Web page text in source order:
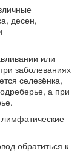
десен,
или
заболеваниях
селезёнка,
а при
обратиться к